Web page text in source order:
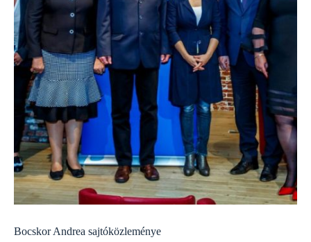
Bocskor Andrea sajtóközleménye